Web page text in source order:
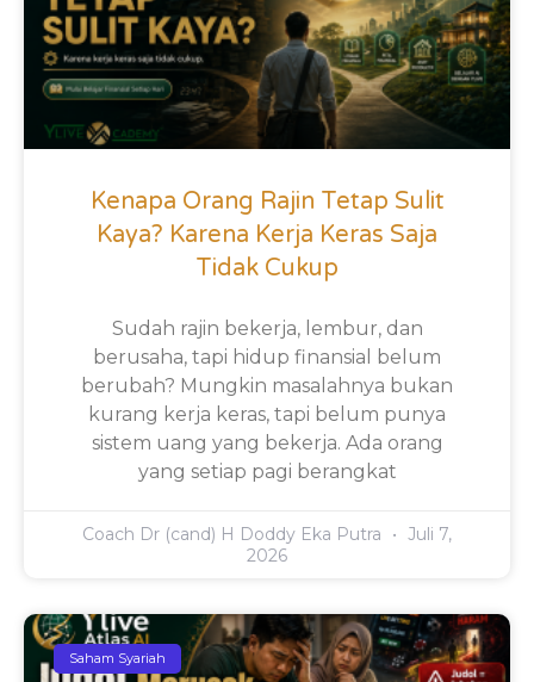
Kenapa Orang Rajin Tetap Sulit
Kaya? Karena Kerja Keras Saja
Tidak Cukup
Sudah rajin bekerja, lembur, dan
berusaha, tapi hidup finansial belum
berubah? Mungkin masalahnya bukan
kurang kerja keras, tapi belum punya
sistem uang yang bekerja. Ada orang
yang setiap pagi berangkat
Coach Dr (cand) H Doddy Eka Putra
Juli 7,
2026
Saham Syariah